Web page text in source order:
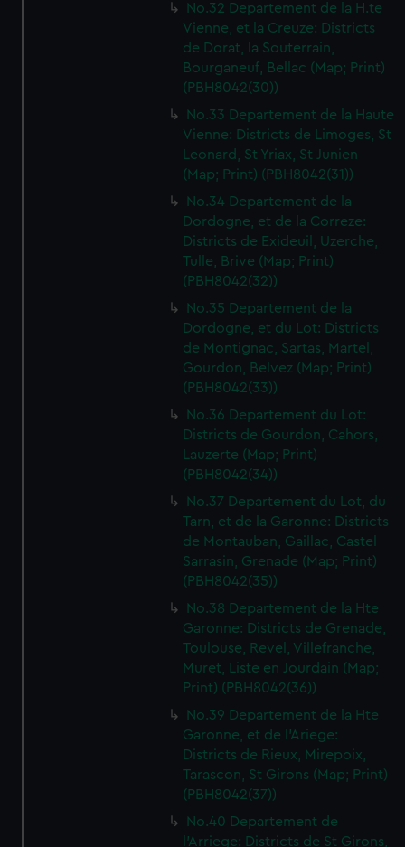
No.32 Departement de la H.te
Vienne, et la Creuze: Districts
de Dorat, la Souterrain,
Bourganeuf, Bellac (Map; Print)
(PBH8042(30))
No.33 Departement de la Haute
Vienne: Districts de Limoges, St
Leonard, St Yriax, St Junien
(Map; Print) (PBH8042(31))
No.34 Departement de la
Dordogne, et de la Correze:
Districts de Exideuil, Uzerche,
Tulle, Brive (Map; Print)
(PBH8042(32))
No.35 Departement de la
Dordogne, et du Lot: Districts
de Montignac, Sartas, Martel,
Gourdon, Belvez (Map; Print)
(PBH8042(33))
No.36 Departement du Lot:
Districts de Gourdon, Cahors,
Lauzerte (Map; Print)
(PBH8042(34))
No.37 Departement du Lot, du
Tarn, et de la Garonne: Districts
de Montauban, Gaillac, Castel
Sarrasin, Grenade (Map; Print)
(PBH8042(35))
No.38 Departement de la Hte
Garonne: Districts de Grenade,
Toulouse, Revel, Villefranche,
Muret, Liste en Jourdain (Map;
Print) (PBH8042(36))
No.39 Departement de la Hte
Garonne, et de l'Ariege:
Districts de Rieux, Mirepoix,
Tarascon, St Girons (Map; Print)
(PBH8042(37))
No.40 Departement de
l'Arriege: Districts de St Girons,